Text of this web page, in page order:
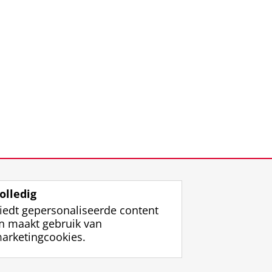
gepersonaliseerde content
maakt gebruik van